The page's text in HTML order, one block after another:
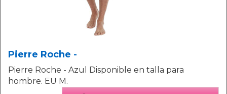
Pierre Roche -
Pierre Roche - Azul Disponible en talla para
hombre. EU M.